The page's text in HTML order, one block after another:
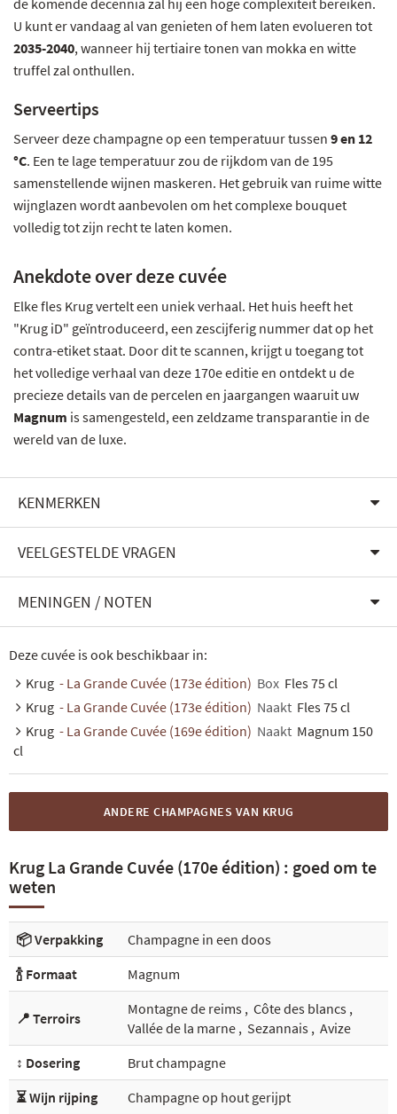
de komende decennia zal hij een hoge complexiteit bereiken.
U kunt er vandaag al van genieten of hem laten evolueren tot
2035-2040, wanneer hij tertiaire tonen van mokka en witte
truffel zal onthullen.
Serveertips
Serveer deze champagne op een temperatuur tussen 9 en 12
°C. Een te lage temperatuur zou de rijkdom van de 195
samenstellende wijnen maskeren. Het gebruik van ruime witte
wijnglazen wordt aanbevolen om het complexe bouquet
volledig tot zijn recht te laten komen.
Anekdote over deze cuvée
Elke fles Krug vertelt een uniek verhaal. Het huis heeft het
"Krug iD" geïntroduceerd, een zescijferig nummer dat op het
contra-etiket staat. Door dit te scannen, krijgt u toegang tot
het volledige verhaal van deze 170e editie en ontdekt u de
precieze details van de percelen en jaargangen waaruit uw
Magnum is samengesteld, een zeldzame transparantie in de
wereld van de luxe.
KENMERKEN
VEELGESTELDE VRAGEN
MENINGEN / NOTEN
Deze cuvée is ook beschikbaar in:
Krug - La Grande Cuvée (173e édition) Box Fles 75 cl
Krug - La Grande Cuvée (173e édition) Naakt Fles 75 cl
Krug - La Grande Cuvée (169e édition) Naakt Magnum 150
cl
ANDERE CHAMPAGNES VAN KRUG
Krug La Grande Cuvée (170e édition) : goed om te
weten
📦 Verpakking
Champagne in een doos
🍾 Formaat
Magnum
📍 Terroirs
Montagne de reims , Côte des blancs ,
Vallée de la marne , Sezannais , Avize
↕️ Dosering
Brut champagne
⏳ Wijn rijping
Champagne op hout gerijpt